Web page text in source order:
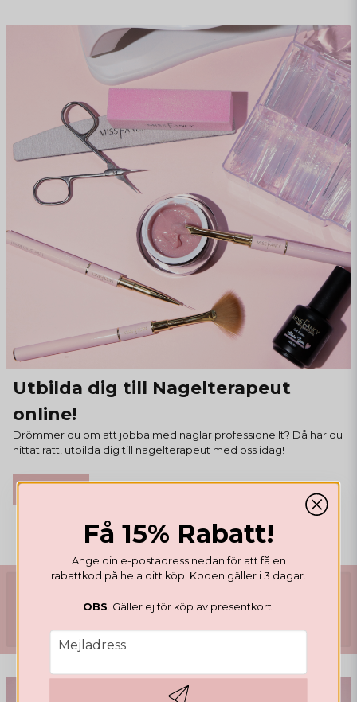
Utbilda dig till Nagelterapeut
online!
Drömmer du om att jobba med naglar professionellt? Då har du
hittat rätt, utbilda dig till nagelterapeut med oss idag!
Läs mer
NYA NAGELPRODUKTER
Få 15% Rabatt!
Ange din e-postadress nedan för att få en
rabattkod på hela ditt köp. Koden gäller i 3 dagar.
OBS . Gäller ej för köp av presentkort!
email
Mejladress